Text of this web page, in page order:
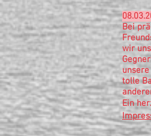
Bei
wir
tolle
Ein